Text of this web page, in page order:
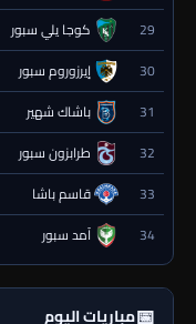
29 كوجا يلي سبور
30 إيرزوروم سبور
31 باشاك شهير
32 طرابزون سبور
33 قاسم باشا
34 آمد سبور
مباريات اليوم